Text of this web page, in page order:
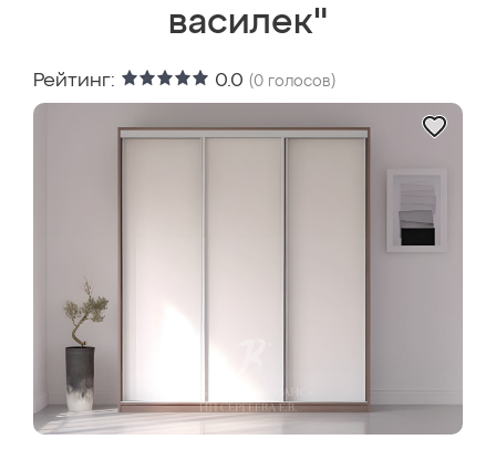
василек"
Рейтинг: 0.0 (0 голосов)